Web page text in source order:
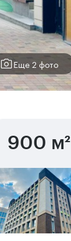
Еще 2 фото
900 м²